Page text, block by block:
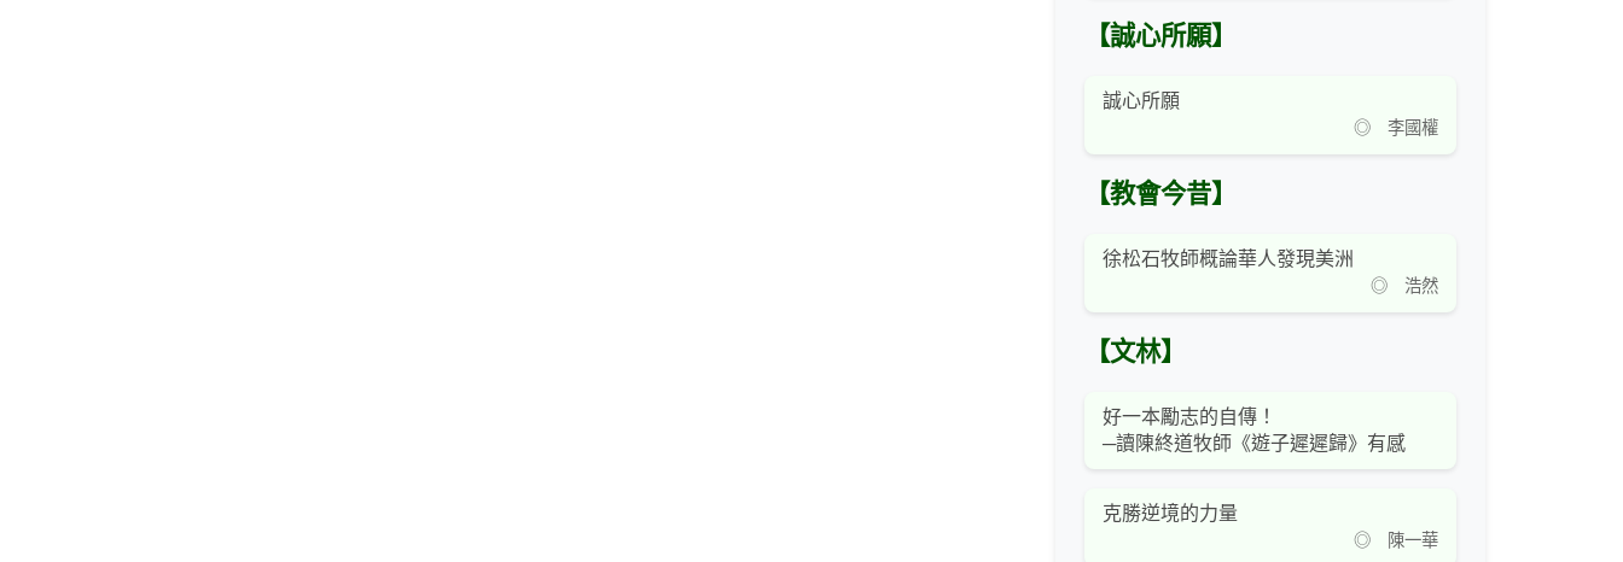
【誠心所願】
誠心所願
◎ 李國權
【教會今昔】
徐松石牧師概論華人發現美洲
◎ 浩然
【文林】
好一本勵志的自傳！
─讀陳終道牧師《遊子遲遲歸》有感
克勝逆境的力量
◎ 陳一華